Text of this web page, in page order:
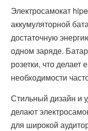
Электросамокат
аккумуляторной
достаточную
одном заряде.
розетки, что
необходимости
Стильный дизайн и
делают
для широкой